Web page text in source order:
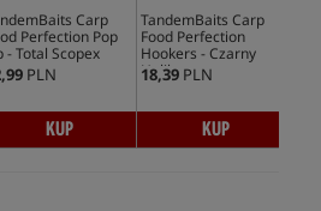
Carp
Perfection Pop
- Total Scopex
PLN
KUP
TandemBaits Carp
Food Perfection
Hookers - Czarny
Halibut
18,39 PLN
KUP